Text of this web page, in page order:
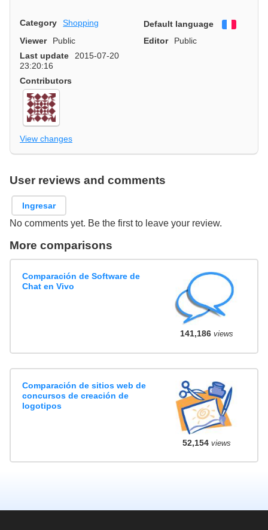
Category Shopping Default language
Viewer
Public Editor
Public
Last update
2015-07-20
23:20:16
Contributors
View changes
User reviews and comments
Ingresar
No comments yet. Be the first to leave your review.
More comparisons
Comparación de Software de
Chat en Vivo
141,186views
Comparación de sitios web de
concursos de creación de
logotipos
52,154views